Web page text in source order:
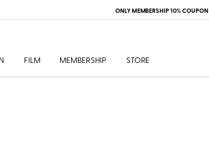
ONLY MEMBERSHIP 10% COUPON
FILM MEMBERSHIP STORE